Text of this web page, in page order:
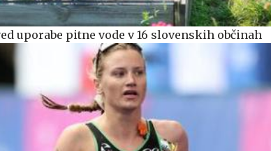
uporabe pitne vode v 16 slovenskih občinah